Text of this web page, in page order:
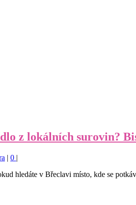
z lokálních surovin?
| 0 |
hledáte v Břeclavi místo, kde se